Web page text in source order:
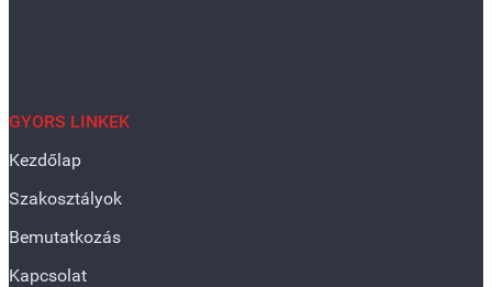
GYORS LINKEK
Kezdőlap
Szakosztályok
Bemutatkozás
Kapcsolat